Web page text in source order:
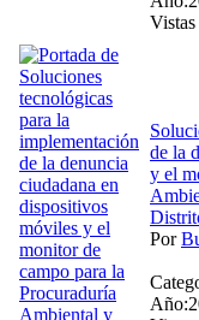
de la
y el
Por